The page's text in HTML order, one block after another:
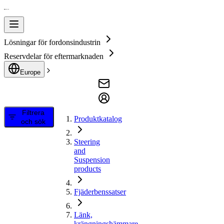
Lösningar för fordonsindustrin
Reservdelar för eftermarknaden
Europe
Filtrera
och sök
Produktkatalog
Steering
and
Suspension
products
Fjäderbenssatser
Länk,